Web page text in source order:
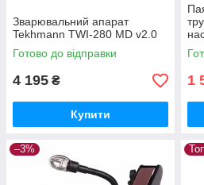
Зварювальний апарат
Tekhmann TWI-280 MD v2.0
Готово до відправки
4 195 ₴
Купити
1
–3%